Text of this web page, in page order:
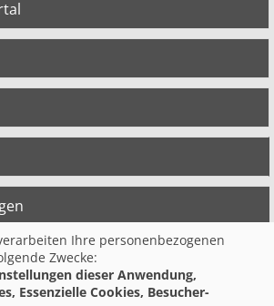
der Vereinten Dienst­
(ver.di) in
Ihre personenbezogenen
Zwecke:
dieser Anwendung,
Essenzielle Cookies, Besucher-